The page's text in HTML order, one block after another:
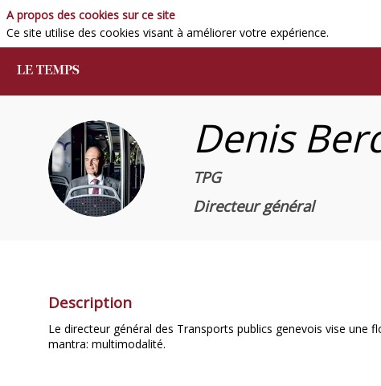
DB
Denis
TPG
Directeur général
Description
Le directeur général des Transports publics genevois vise une
mantra: multimodalité.
A propos des cookies sur ce site
Ce site utilise des cookies visant à améliorer votre expérience.